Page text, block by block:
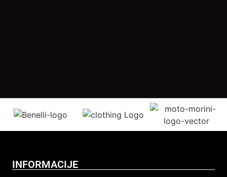
INFORMACIJE